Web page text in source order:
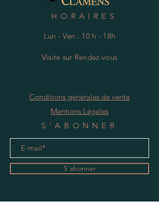
HORAIRES
Lun - Ven : 10 h - 18h
Visite sur Rendez-vous
Conditions générales de vente
Mentions Légales
S'ABONNER
S'abonner